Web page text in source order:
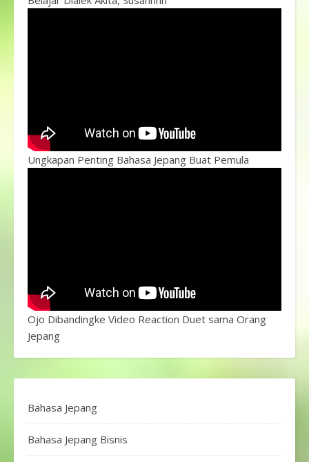
Ungkapan Penting Bahasa Jepang Buat Pemula
Ojo Dibandingke Video Reaction Duet sama Orang
Jepang
Bahasa Jepang
Bahasa Jepang Bisnis